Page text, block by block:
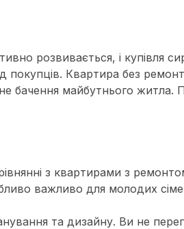
розвивається, і купівля
покупців. Квартира без
бачення майбутнього житла.
з квартирами з
важливо для молодих
та дизайну. Ви не